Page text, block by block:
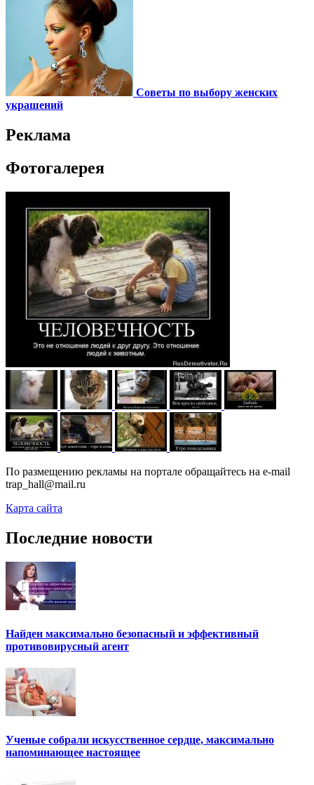
Советы по выбору женских
украшений
Реклама
Фотогалерея
По размещению рекламы на портале обращайтесь на e-mail
trap_hall@mail.ru
Карта сайта
Последние новости
Найден максимально безопасный и эффективный
противовирусный агент
Ученые собрали искусственное сердце, максимально
напоминающее настоящее